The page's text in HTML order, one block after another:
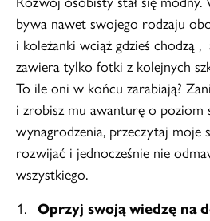
bywa nawet swojego rodzaju
i koleżanki wciąż gdzieś chodzą
zawiera tylko fotki z kolejnych
To ile oni w końcu zarabiają?
i zrobisz mu awanturę o poziom
wynagrodzenia, przeczytaj moje
rozwijać i jednocześnie nie
wszystkiego.
Oprzyj swoją wiedzę na